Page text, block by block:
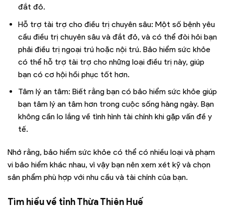
đắt đỏ.
Hỗ trợ tài trợ cho điều trị chuyên sâu: Một số bệnh yêu
cầu điều trị chuyên sâu và đắt đỏ, và có thể đòi hỏi bạn
phải điều trị ngoại trú hoặc nội trú. Bảo hiểm sức khỏe
có thể hỗ trợ tài trợ cho những loại điều trị này, giúp
bạn có cơ hội hồi phục tốt hơn.
Tâm lý an tâm: Biết rằng bạn có bảo hiểm sức khỏe giúp
bạn tâm lý an tâm hơn trong cuộc sống hàng ngày. Bạn
không cần lo lắng về tình hình tài chính khi gặp vấn đề y
tế.
Nhớ rằng, bảo hiểm sức khỏe có thể có nhiều loại và phạm
vi bảo hiểm khác nhau, vì vậy bạn nên xem xét kỹ và chọn
sản phẩm phù hợp với nhu cầu và tài chính của bạn.
Tìm hiểu về tỉnh Thừa Thiên Huế